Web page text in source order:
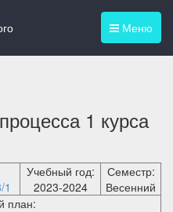
Меню
1 курса
Учебный год:
2023-2024
Семестр:
Весенний
план: